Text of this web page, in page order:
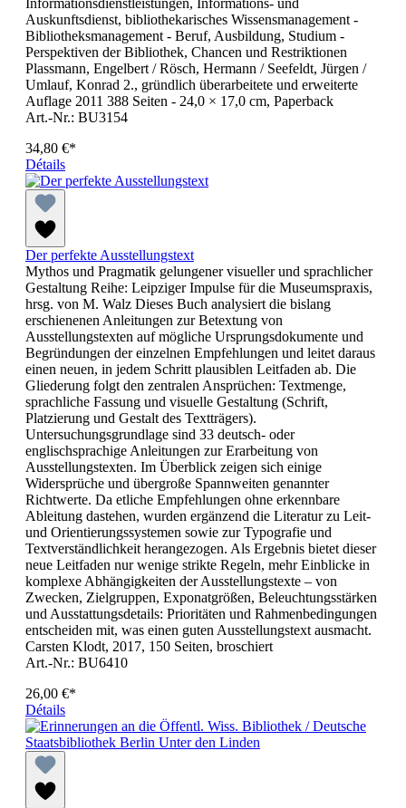
Informationsdienstleistungen, Informations- und
Auskunftsdienst, bibliothekarisches Wissensmanagement -
Bibliotheksmanagement - Beruf, Ausbildung, Studium -
Perspektiven der Bibliothek, Chancen und Restriktionen
Plassmann, Engelbert / Rösch, Hermann / Seefeldt, Jürgen /
Umlauf, Konrad 2., gründlich überarbeitete und erweiterte
Auflage 2011 388 Seiten - 24,0 × 17,0 cm, Paperback
Art.-Nr.: BU3154
34,80 €*
Détails
Der perfekte Ausstellungstext
Mythos und Pragmatik gelungener visueller und sprachlicher
Gestaltung Reihe: Leipziger Impulse für die Museumspraxis,
hrsg. von M. Walz Dieses Buch analysiert die bislang
erschienenen Anleitungen zur Betextung von
Ausstellungstexten auf mögliche Ursprungsdokumente und
Begründungen der einzelnen Empfehlungen und leitet daraus
einen neuen, in jedem Schritt plausiblen Leitfaden ab. Die
Gliederung folgt den zentralen Ansprüchen: Textmenge,
sprachliche Fassung und visuelle Gestaltung (Schrift,
Platzierung und Gestalt des Textträgers).
Untersuchungsgrundlage sind 33 deutsch- oder
englischsprachige Anleitungen zur Erarbeitung von
Ausstellungstexten. Im Überblick zeigen sich einige
Widersprüche und übergroße Spannweiten genannter
Richtwerte. Da etliche Empfehlungen ohne erkennbare
Ableitung dastehen, wurden ergänzend die Literatur zu Leit-
und Orientierungssystemen sowie zur Typografie und
Textverständlichkeit herangezogen. Als Ergebnis bietet dieser
neue Leitfaden nur wenige strikte Regeln, mehr Einblicke in
komplexe Abhängigkeiten der Ausstellungstexte – von
Zwecken, Zielgruppen, Exponatgrößen, Beleuchtungsstärken
und Ausstattungsdetails: Prioritäten und Rahmenbedingungen
entscheiden mit, was einen guten Ausstellungstext ausmacht.
Carsten Klodt, 2017, 150 Seiten, broschiert
Art.-Nr.: BU6410
26,00 €*
Détails